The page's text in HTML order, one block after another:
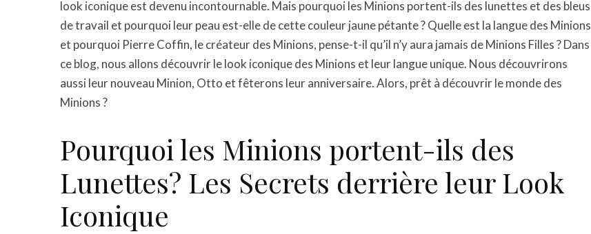
look iconique est devenu incontournable. Mais pourquoi les Minions portent-ils des lunettes et des bleus
de travail et pourquoi leur peau est-elle de cette couleur jaune pétante ? Quelle est la langue des Minions
et pourquoi Pierre Coffin, le créateur des Minions, pense-t-il qu’il n’y aura jamais de Minions Filles ? Dans
ce blog, nous allons découvrir le look iconique des Minions et leur langue unique. Nous découvrirons
aussi leur nouveau Minion, Otto et fêterons leur anniversaire. Alors, prêt à découvrir le monde des
Minions ?
Pourquoi les Minions portent-ils des
Lunettes? Les Secrets derrière leur Look
Iconique